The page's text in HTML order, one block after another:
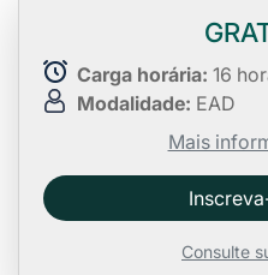
Carga horária: 16
Modalidade: EAD
Mais
Consulte